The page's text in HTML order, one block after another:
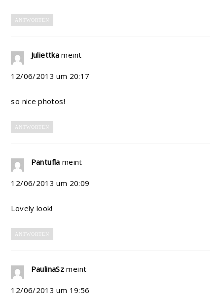
ANTWORTEN
Juliettka meint
12/06/2013 um 20:17
so nice photos!
ANTWORTEN
Pantufla meint
12/06/2013 um 20:09
Lovely look!
ANTWORTEN
PaulinaSz meint
12/06/2013 um 19:56